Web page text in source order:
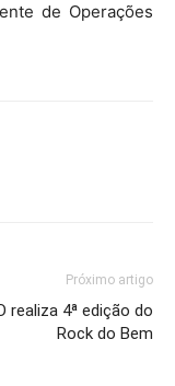
de Operações
Próximo artigo
realiza 4ª edição do
Rock do Bem